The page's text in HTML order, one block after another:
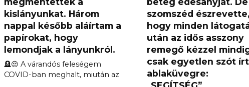
kislányunkat. Három
nappal később aláírtam a
papírokat, hogy
lemondjak a lányunkról.
🪦😔 A várandós feleségem
COVID-ban meghalt, miután az
szomszéd
hogy minden
után az idős asszony
remegő kézzel
csak egyetlen szót
ablaküvegre: